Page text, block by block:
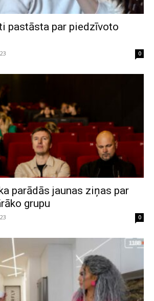
pastāsta par piedzīvoto
0
parādās jaunas ziņas par
grupu
0